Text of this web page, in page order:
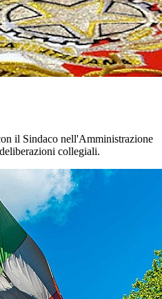
il Sindaco nell'Amministrazione
collegiali.